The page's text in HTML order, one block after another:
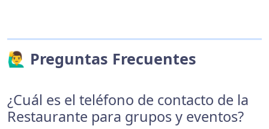
🙋‍♂️ Preguntas Frecuentes
¿Cuál es el teléfono de contacto de la
Restaurante para grupos y eventos?